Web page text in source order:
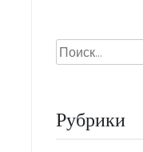
Найти:
Рубрики